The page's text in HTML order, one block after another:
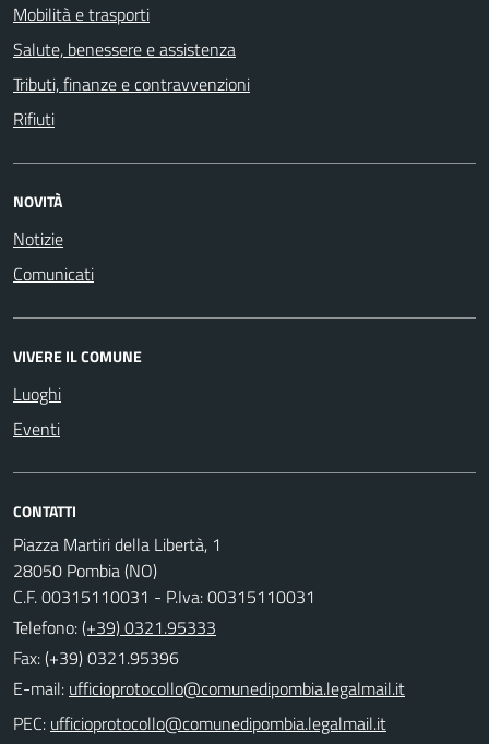
Mobilità e trasporti
Salute, benessere e assistenza
Tributi, finanze e contravvenzioni
Rifiuti
NOVITÀ
Notizie
Comunicati
VIVERE IL COMUNE
Luoghi
Eventi
CONTATTI
Piazza Martiri della Libertà, 1
28050 Pombia (NO)
C.F. 00315110031 - P.Iva: 00315110031
Telefono:(+39) 0321.95333
Fax: (+39) 0321.95396
E-mail:
PEC: